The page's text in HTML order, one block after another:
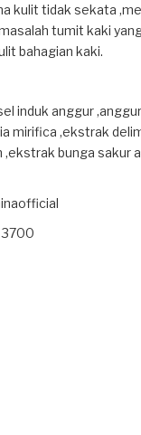
kulit tidak sekata
tumit kaki
bahagian kaki.
induk anggur
mirifica ,ekstrak
bunga sakur
3700